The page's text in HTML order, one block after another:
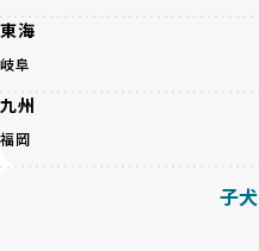
「BreederFamilesのワンち
こちら
BreederFamiliesでは、すべ
接のヒアリング、現地確認を
さらに、こうした評価結果
ペットショップやペットオー
られるなど、心身に大きな負
境は、ストレスや感染リスク
があります。
ペットショップやオークシ
東海
岐阜
九州
福岡
子